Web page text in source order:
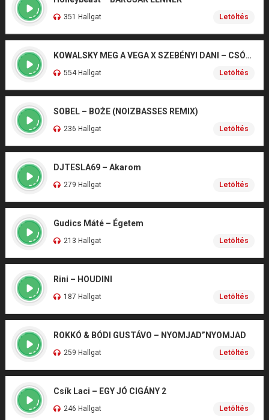
351 Hallgat Letöltés
KOWALSKY MEG A VEGA X SZEBÉNYI DANI – CSÓNAK
554 Hallgat Letöltés
SOBEL – BOŻE (NOIZBASSES REMIX)
236 Hallgat Letöltés
DJTESLA69 – Akarom
279 Hallgat Letöltés
Gudics Máté – Égetem
213 Hallgat Letöltés
Rini – HOUDINI
187 Hallgat Letöltés
ROKKÓ & BÓDI GUSTÁVO – NYOMJAD”NYOMJAD
259 Hallgat Letöltés
Csík Laci – EGY JÓ CIGÁNY 2
246 Hallgat Letöltés